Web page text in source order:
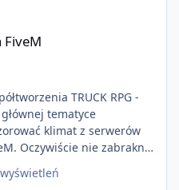
FiveM
tematyce
klimat z serwerów
Oczywiście nie zabraknie
robić coś innego niż